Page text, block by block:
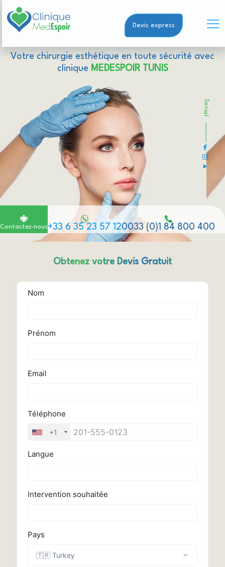
Devis express
Votre chirurgie esthétique en toute sécurité avec
clinique MEDESPOIR TUNIS
Contactez-nous+33 6 35 23 57 120033 (0)1 84 800 400
Social
Obtenez votre Devis Gratuit